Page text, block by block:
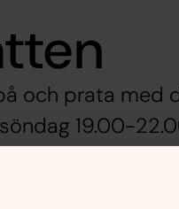
och prata med
19.00-
har alla